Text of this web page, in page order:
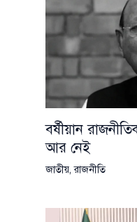
বর্ষীয়ান
আর নেই
জাতীয়,রাজনীতি